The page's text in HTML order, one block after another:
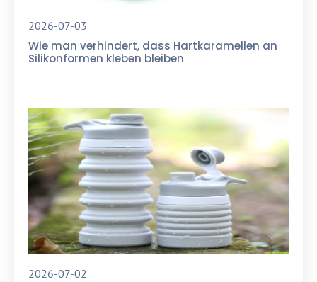
2026-07-03
Wie man verhindert, dass Hartkaramellen an
Silikonformen kleben bleiben
2026-07-02